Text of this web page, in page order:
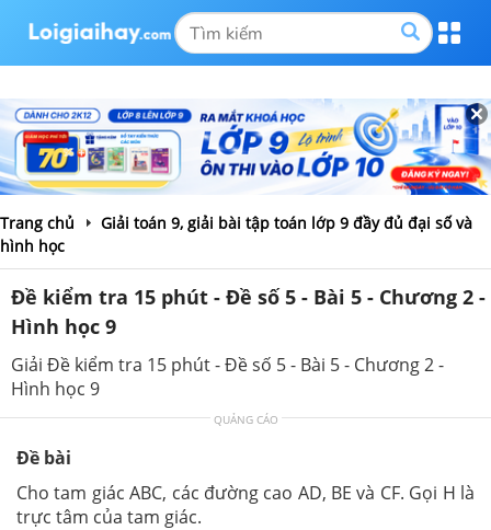
Trang chủ
Giải toán 9, giải bài tập toán lớp 9 đầy đủ đại số và
hình học
Đề kiểm tra 15 phút - Đề số 5 - Bài 5 - Chương 2 -
Hình học 9
Giải Đề kiểm tra 15 phút - Đề số 5 - Bài 5 - Chương 2 -
Hình học 9
QUẢNG CÁO
Đề bài
Cho tam giác ABC, các đường cao AD, BE và CF. Gọi H là
trực tâm của tam giác.